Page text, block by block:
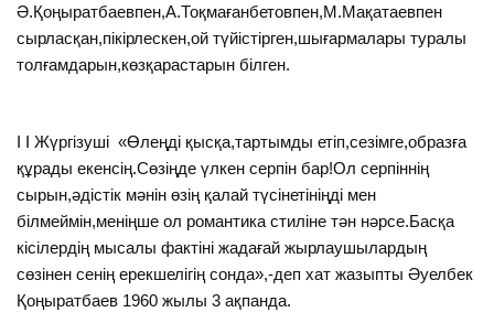
Ә.Қоңыратбаевпен,А.Тоқмағанбетовпен,М.Мақатаевпен
сырласқан,пікірлескен,ой түйістірген,шығармалары туралы
толғамдарын,көзқарастарын білген.
I I Жүргізуші «Өлеңді қысқа,тартымды етіп,сезімге,образға
құрады екенсің.Сөзіңде үлкен серпін бар!Ол серпіннің
сырын,әдістік мәнін өзің қалай түсінетініңді мен
білмеймін,меніңше ол романтика стиліне тән нәрсе.Басқа
кісілердің мысалы фактіні жадағай жырлаушылардың
сөзінен сенің ерекшелігің сонда»,-деп хат жазыпты Әуелбек
Қоңыратбаев 1960 жылы 3 ақпанда.